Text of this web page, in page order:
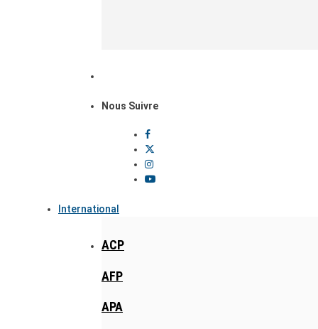
Nous Suivre
International
ACP
AFP
APA